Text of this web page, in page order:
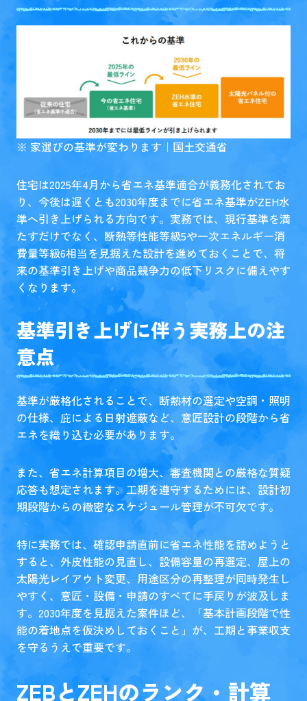
※ 家選びの基準が変わります｜国土交通省
住宅は2025年4月から省エネ基準適合が義務化されてお
り、今後は遅くとも2030年度までに省エネ基準がZEH水
準へ引き上げられる方向です。実務では、現行基準を満
たすだけでなく、断熱等性能等級5や一次エネルギー消
費量等級6相当を見据えた設計を進めておくことで、将
来の基準引き上げや商品競争力の低下リスクに備えやす
くなります。
基準引き上げに伴う実務上の注
意点
基準が厳格化されることで、断熱材の選定や空調・照明
の仕様、庇による日射遮蔽など、意匠設計の段階から省
エネを織り込む必要があります。
また、省エネ計算項目の増大、審査機関との厳格な質疑
応答も想定されます。工期を遵守するためには、設計初
期段階からの緻密なスケジュール管理が不可欠です。
特に実務では、確認申請直前に省エネ性能を詰めようと
すると、外皮性能の見直し、設備容量の再選定、屋上の
太陽光レイアウト変更、用途区分の再整理が同時発生し
やすく、意匠・設備・申請のすべてに手戻りが波及しま
す。2030年度を見据えた案件ほど、「基本計画段階で性
能の着地点を仮決めしておくこと」が、工期と事業収支
を守るうえで重要です。
ZEBとZEHのランク・計算